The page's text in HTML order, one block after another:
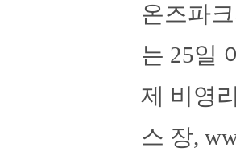
온즈파
는 25일
제 비영
스 장,